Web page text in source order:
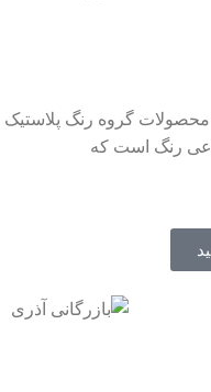
ساندورا 405 از جمله محصولات گروه رنگ پلاستیک
رنگ است که